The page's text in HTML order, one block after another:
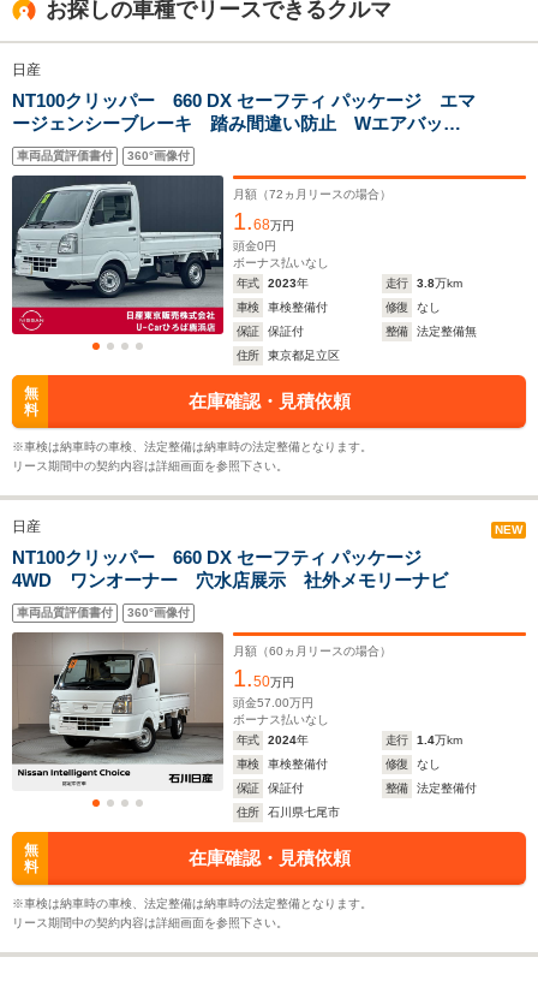
サイズ
WLTCモード
燃費
駆動方式
1.77m
全幅
1.48m
ホイールベース
-m
15.7～18.7km/L
└市街地:14.0～
└郊外:16.4～
19.6km/L
└高速道路:15.9～
18.6km/L
FR、4WD
1.77m
全幅
1.48m
14.2～18.7km/L
└市街地:12.7～
└郊外:15.3～
19.6km/L
FR、4WD
お探しの車種でリースできるクルマ
日産
NT100クリッパー 660 DX セーフティ パッケージ エマ
ージェンシーブレーキ 踏み間違い防止 Wエアバッ
ク エアコン パワステ プラスチックバイザー
車両品質評価書付 360°画像付
月額（72 ヵ月リースの場合）
1.68万円
頭金0円
ボーナス払いなし
年式
2023年 走行 3.8万km
車検
車検整備付 修復
なし
保証
保証付 整備
法定整備無
住所
東京都足立区
無
料
在庫確認・見積依頼
※車検は納車時の車検、法定整備は納車時の法定整備となります。
リース期間中の契約内容は詳細画面を参照下さい。
日産 NEW
NT100クリッパー 660 DX セーフティ パッケージ
4WD ワンオーナー 穴水店展示 社外メモリーナビ
車両品質評価書付 360°画像付
月額（60 ヵ月リースの場合）
1.50万円
頭金57.00万円
ボーナス払いなし
年式
2024年 走行 1.4万km
車検
車検整備付 修復
なし
保証
保証付 整備
法定整備付
住所
石川県七尾市
無
料
在庫確認・見積依頼
※車検は納車時の車検、法定整備は納車時の法定整備となります。
リース期間中の契約内容は詳細画面を参照下さい。